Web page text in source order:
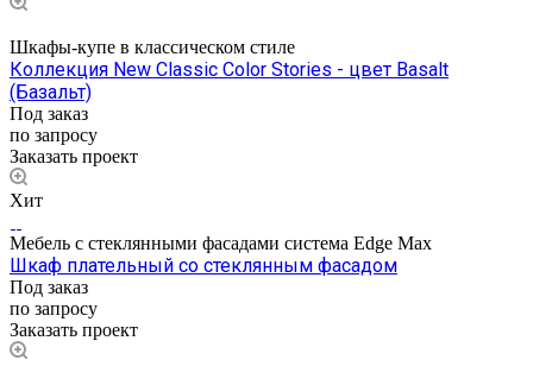
Шкафы-купе в классическом стиле
Коллекция New Classic Color Stories - цвет Basalt
(Базальт)
Под заказ
по запросу
Заказать проект
Хит
Мебель с стеклянными фасадами система Edge Max
Шкаф плательный со стеклянным фасадом
Под заказ
по запросу
Заказать проект